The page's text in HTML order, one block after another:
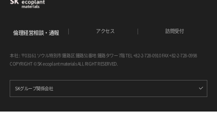
倫理経営相談・通報 アクセス 訪問受付
本社 : 〒03161 ソウル特別市 鍾路区 鍾路51番地 鍾路タワー 7階 TEL +82-2-728-0910 FAX +82-2-728-0998
COPYRIGHT © SK ecoplant materials ALL RIGHT RESERVED.
SKグループ関係会社